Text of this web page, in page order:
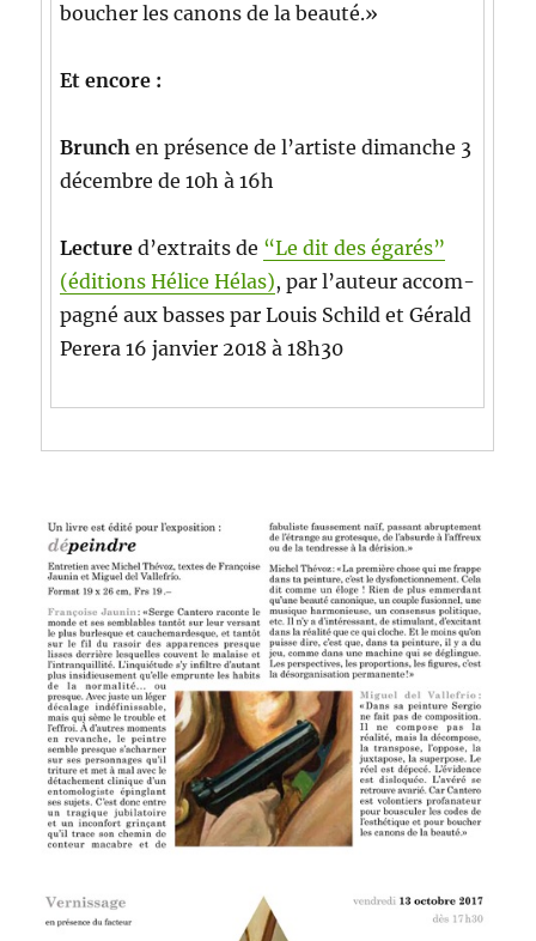
bouch­er les canons de la beauté.»
Et encore :
Brunch en présence de l’artiste dimanche 3
décem­bre de 10h à 16h
Lec­ture d’ex­traits de “Le dit des égarés”
(édi­tions Hélice Hélas), par l’au­teur accom­
pa­g­né aux bass­es par Louis Schild et Gérald
Per­era 16 jan­vi­er 2018 à 18h30